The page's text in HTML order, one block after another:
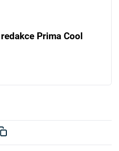
redakce Prima Cool